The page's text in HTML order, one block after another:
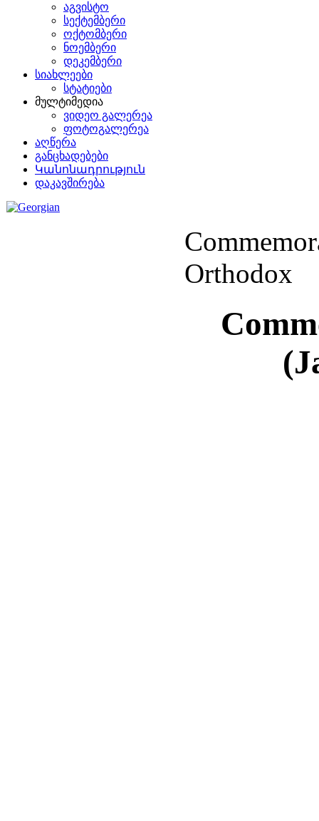
აგვისტო
სექტემბერი
ოქტომბერი
ნოემბერი
დეკემბერი
სიახლეები
სტატიები
მულტიმედია
ვიდეო გალერეა
ფოტოგალერეა
აღწერა
განცხადებები
Կանոնադրություն
დაკავშირება
Orthodox